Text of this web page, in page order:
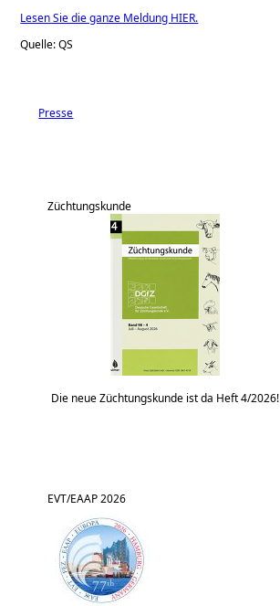
Lesen Sie die ganze Meldung HIER.
Quelle: QS
Presse
Züchtungskunde
Die neue Züchtungskunde ist da Heft 4/2026!
EVT/EAAP 2026